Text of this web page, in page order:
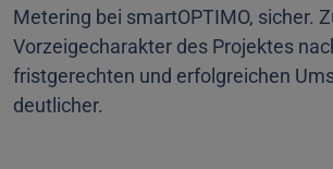
Metering bei smartOPTIMO, sicher.
Vorzeigecharakter des Projektes
fristgerechten und erfolgreichen
deutlicher.